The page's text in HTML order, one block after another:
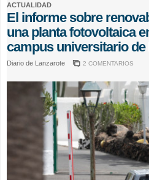
ACTUALIDAD
El informe sobre
una planta fotovoltaica
campus universitario de
Diario de Lanzarote 2 COMENTARIOS